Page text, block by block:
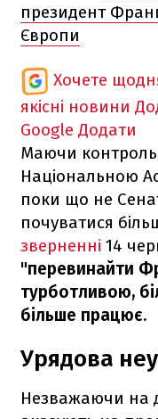
президент
Європи
Хочете
якісні новини
Google Додати
Маючи
Національною
поки що не
почуватися
зверненні 14
"перевинайти
турботливою,
більше працює.
Урядова
Незважаючи на